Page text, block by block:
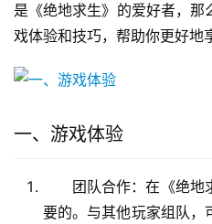
是《绝地求生》的爱好者，
戏体验和技巧，帮助你更好地
一、游戏体验
团队合作：在《绝地
要的。与其他玩家组队，